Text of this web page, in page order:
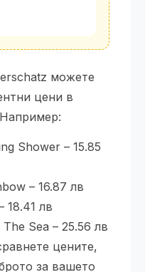
можете
цени в
Shower – 15.85
– 16.87 лв
18.41 лв
Sea – 25.56 лв
цените,
за вашето